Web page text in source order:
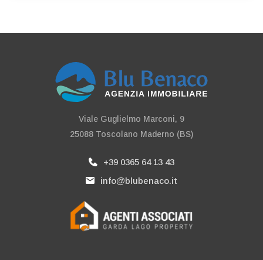
Viale Guglielmo Marconi, 9
25088 Toscolano Maderno (BS)
+39 0365 64 13 43
info@blubenaco.it